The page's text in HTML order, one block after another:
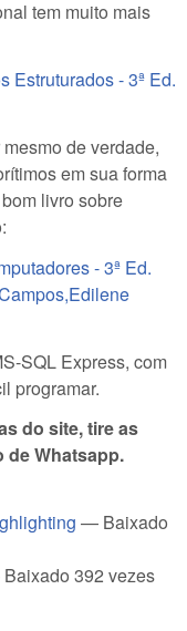
tem muito mais
Estruturados - 3ª Ed.
de verdade,
em sua forma
livro sobre
- 3ª Ed.
SQL Express, com
programar.
do site, tire as
Whatsapp.
— Baixado
392 vezes